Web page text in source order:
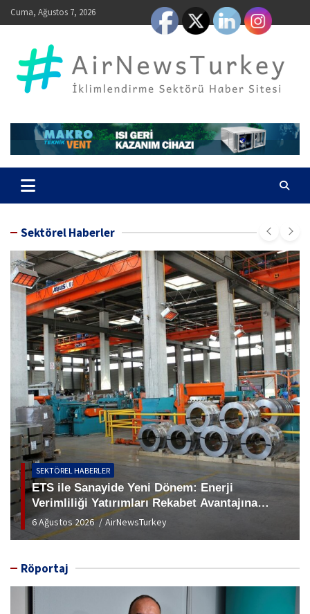
SkipCuma, Ağustos 7, 2026
Sektörel Haberler
SEKTÖREL HABERLER
TOBB Türkiye İklimlendirme Meclisi
İstanbul’da bir Araya Geldi
5 Ağustos 2026 AirNewsTurkey
Röportaj